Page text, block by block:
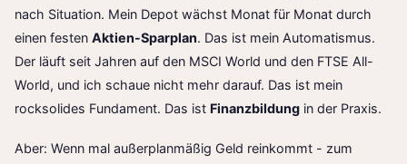
nach Situation. Mein Depot wächst Monat für Monat durch
einen festen Aktien-Sparplan. Das ist mein Automatismus.
Der läuft seit Jahren auf den MSCI World und den FTSE All-
World, und ich schaue nicht mehr darauf. Das ist mein
rocksolides Fundament. Das ist Finanzbildung in der Praxis.
Aber: Wenn mal außerplanmäßig Geld reinkommt - zum